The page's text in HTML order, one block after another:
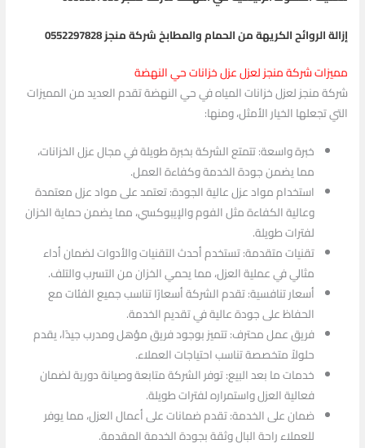
إزالة الروائح الكريهة من الحمام والمطابخ شركة منجز 0552297828
مميزات شركة منجز لعزل عزل خزانات حي النهضة
شركة منجز لعزل خزانات المياه في حي النهضة تقدم العديد من المميزات
التي تجعلها الخيار الأمثل، ومنها:
خبرة واسعة: تتمتع الشركة بخبرة طويلة في مجال عزل الخزانات،
مما يضمن جودة الخدمة وكفاءة العمل.
استخدام مواد عزل عالية الجودة: تعتمد على مواد عزل معتمدة
وعالية الكفاءة مثل الفوم والإيبوكسي، مما يضمن حماية الخزان
لفترات طويلة.
تقنيات متقدمة: تستخدم أحدث التقنيات والأدوات لضمان أداء
مثالي في عملية العزل، مما يحمي الخزان من التسرب والتلف.
أسعار تنافسية: تقدم الشركة أسعارًا تناسب جميع الفئات مع
الحفاظ على جودة عالية في تقديم الخدمة.
فريق عمل محترف: تتميز بوجود فريق مؤهل ومدرب جيدًا، يقدم
حلولاً متخصصة تناسب احتياجات العملاء.
خدمات ما بعد البيع: توفر الشركة متابعة وصيانة دورية لضمان
فعالية العزل واستمراره لفترات طويلة.
ضمان على الخدمة: تقدم ضمانات على أعمال العزل، مما يوفر
للعملاء راحة البال وثقة بجودة الخدمة المقدمة.